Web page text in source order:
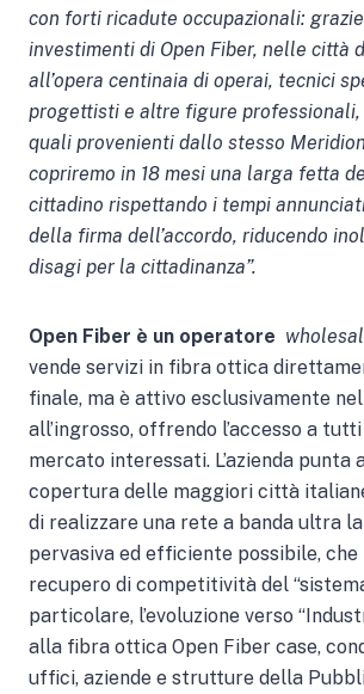
con forti ricadute occupazionali:
investimenti di Open Fiber, nelle città
all’opera centinaia di operai, tecnici
progettisti e altre figure professionali,
quali provenienti dallo stesso
copriremo in 18 mesi una larga fetta
cittadino rispettando i tempi
della firma dell’accordo, riducendo
disagi per la cittadinanza”.
Open Fiber è un operatore
vende servizi in fibra ottica
finale, ma è attivo esclusivamente
all’ingrosso, offrendo l’accesso a
mercato interessati. L’azienda punta
copertura delle maggiori città
di realizzare una rete a banda ultra
pervasiva ed efficiente possibile,
recupero di competitività del
particolare, l’evoluzione verso
alla fibra ottica Open Fiber case,
uffici, aziende e strutture della